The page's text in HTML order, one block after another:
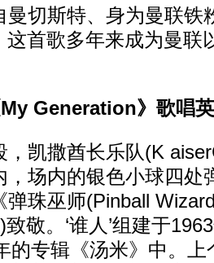
切斯特、身为曼联铁
这首歌多年来成为曼
Generation》歌唱英
撒酋长乐队(K
，场内的银色小球四处
珠巫师(Pinball
致敬。‘谁人’组建于
的专辑《汤米》中。上